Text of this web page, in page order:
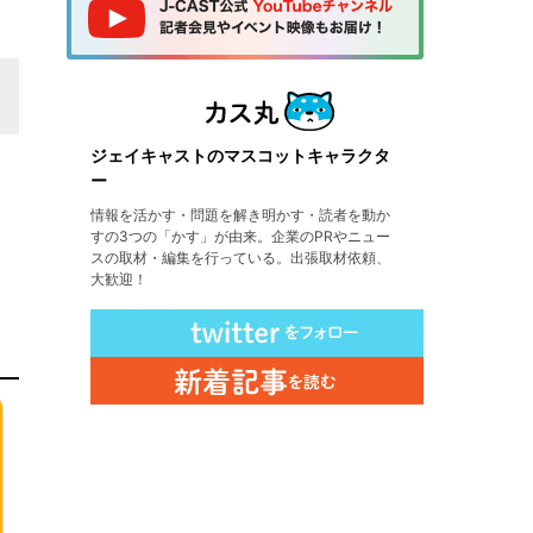
ジェイキャストのマスコットキャラクタ
ー
情報を活かす・問題を解き明かす・読者を動か
すの3つの「かす」が由来。企業のPRやニュー
スの取材・編集を行っている。出張取材依頼、
大歓迎！